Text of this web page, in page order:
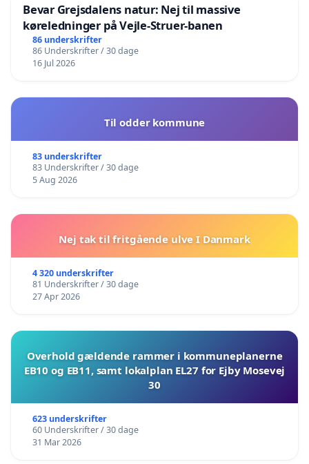
Bevar Grejsdalens natur: Nej til massive
køreledninger på Vejle-Struer-banen
86 underskrifter
86 Underskrifter / 30 dage
16 Jul 2026
Til odder kommune
83 underskrifter
83 Underskrifter / 30 dage
5 Aug 2026
Nej tak til fritgående ulve I Danmark
4 320 underskrifter
81 Underskrifter / 30 dage
27 Apr 2026
Overhold gældende rammer i kommuneplanerne
EB10 og EB11, samt lokalplan EL27 for Ejby Mosevej
30
623 underskrifter
60 Underskrifter / 30 dage
31 Mar 2026